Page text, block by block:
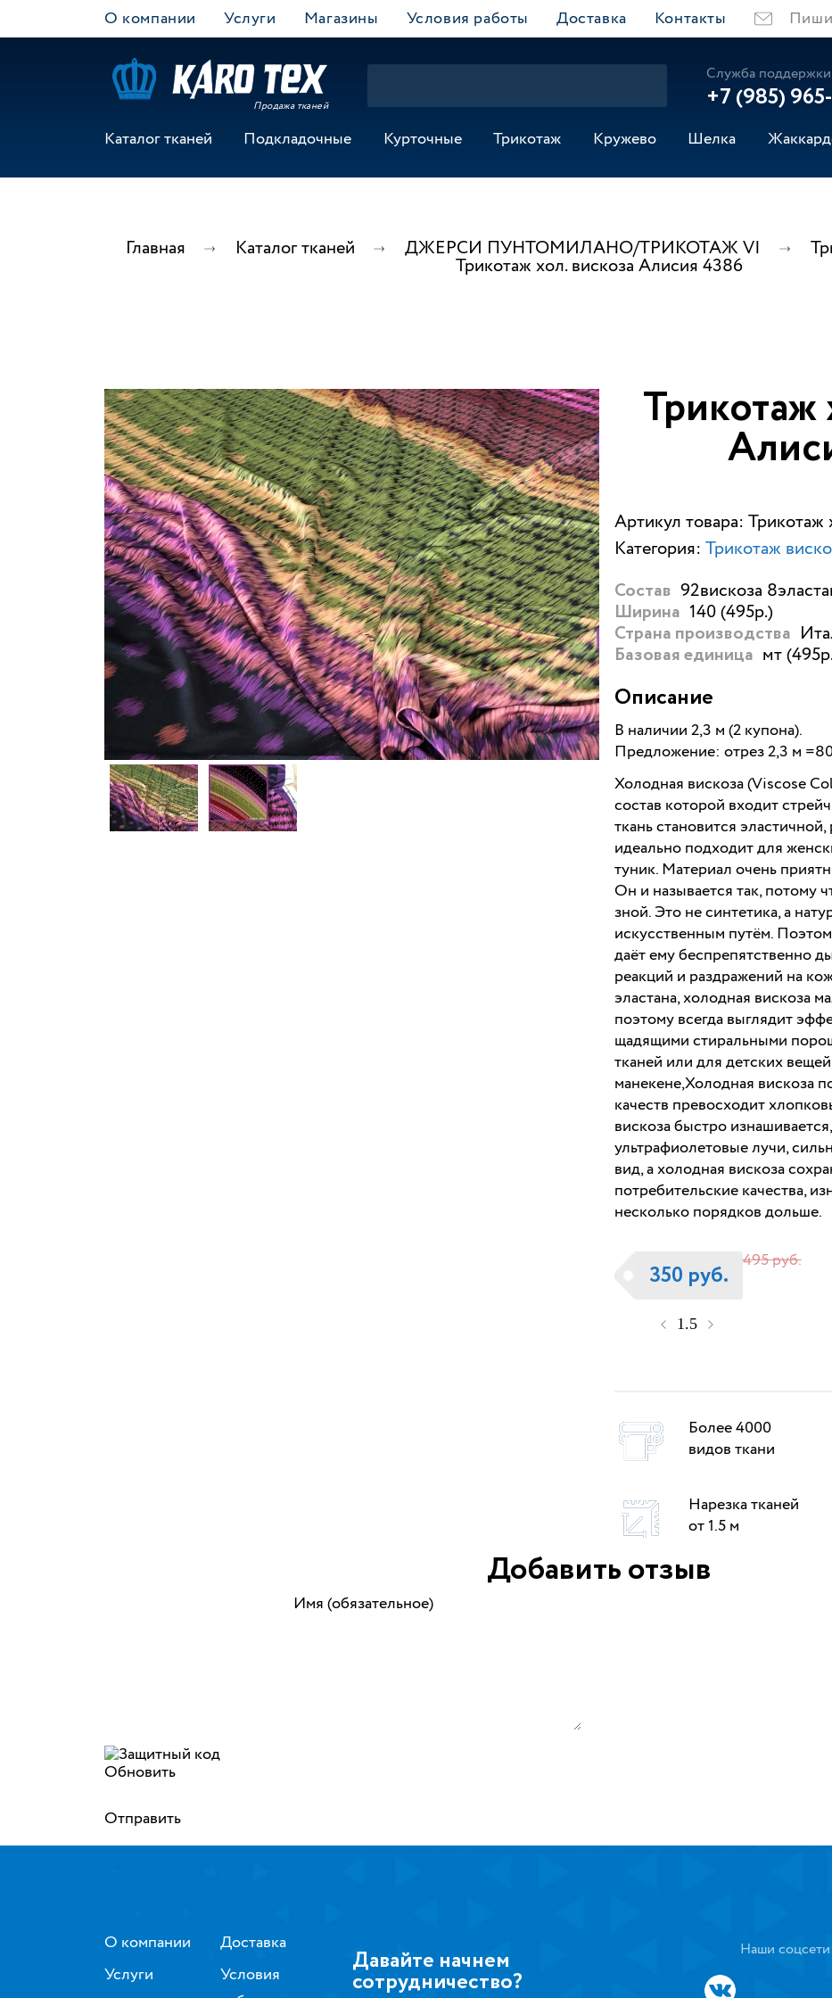
О компании Услуги Магазины Условия работы Доставка Контакты
Продажа тканей
Служба
+7 (985)
Каталог тканей Подкладочные Курточные Трикотаж Кружево Шелка
Главная Каталог тканей ДЖЕРСИ ПУНТОМИЛАНО/ТРИКОТАЖ VI
Трикотаж хол. вискоза Алисия 4386
Трикотаж
Артикул товара:
Категория: Трикотаж
Состав 92вискоза
Ширина 140 (495р.)
Страна производства
Базовая единица мт
Описание
В наличии 2,3 м (2 купона).
Предложение: отрез 2,3 м
Холодная вискоза (Viscose
состав которой входит
ткань становится
идеально подходит для
туник. Материал очень
Он и называется так, потому
зной. Это не синтетика, а
искусственным путём.
даёт ему беспрепятственно
реакций и раздражений на
эластана, холодная вискоза
поэтому всегда выглядит
щадящими стиральными
тканей или для детских
манекене,Холодная вискоза
качеств превосходит
вискоза быстро
ультрафиолетовые лучи,
вид, а холодная вискоза
потребительские качества,
несколько порядков дольше.
495 руб.
350 руб.
Более 4000
видов ткани
Нарезка тканей
от 1.5 м
Добавить отзыв
Имя (обязательное)
Обновить
Отправить
О компании
Услуги
Доставка
Условия
Давайте начнем
сотрудничество?
Наши